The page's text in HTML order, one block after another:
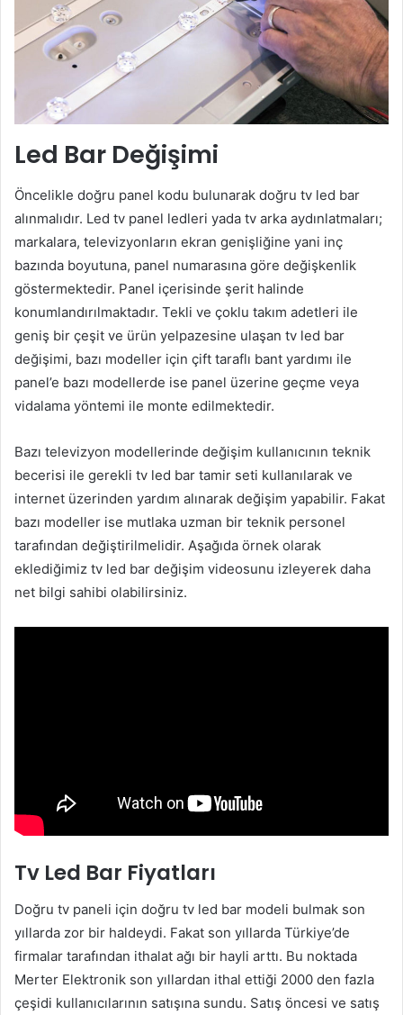
Led Bar Değişimi
Öncelikle doğru panel kodu bulunarak doğru tv led bar
alınmalıdır. Led tv panel ledleri yada tv arka aydınlatmaları;
markalara, televizyonların ekran genişliğine yani inç
bazında boyutuna, panel numarasına göre değişkenlik
göstermektedir. Panel içerisinde şerit halinde
konumlandırılmaktadır. Tekli ve çoklu takım adetleri ile
geniş bir çeşit ve ürün yelpazesine ulaşan tv led bar
değişimi, bazı modeller için çift taraflı bant yardımı ile
panel’e bazı modellerde ise panel üzerine geçme veya
vidalama yöntemi ile monte edilmektedir.
Bazı televizyon modellerinde değişim kullanıcının teknik
becerisi ile gerekli tv led bar tamir seti kullanılarak ve
internet üzerinden yardım alınarak değişim yapabilir. Fakat
bazı modeller ise mutlaka uzman bir teknik personel
tarafından değiştirilmelidir. Aşağıda örnek olarak
eklediğimiz tv led bar değişim videosunu izleyerek daha
net bilgi sahibi olabilirsiniz.
Tv Led Bar Fiyatları
Doğru tv paneli için doğru tv led bar modeli bulmak son
yıllarda zor bir haldeydi. Fakat son yıllarda Türkiye’de
firmalar tarafından ithalat ağı bir hayli arttı. Bu noktada
Merter Elektronik son yıllardan ithal ettiği 2000 den fazla
çeşidi kullanıcılarının satışına sundu. Satış öncesi ve satış